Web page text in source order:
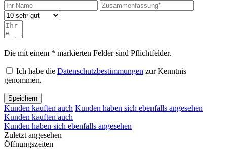
Die mit einem * markierten Felder sind Pflichtfelder.
Ich habe die Datenschutzbestimmungen zur Kenntnis
genommen.
Speichern
Kunden kauften auch Kunden haben sich ebenfalls angesehen
Kunden kauften auch
Kunden haben sich ebenfalls angesehen
Zuletzt angesehen
Öffnungszeiten